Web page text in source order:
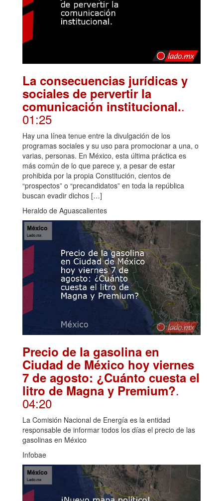
La consecuencias jurídicas y
sociales de pervertir la
comunicación institucional..
01:25
Hay una línea tenue entre la divulgación de los
programas sociales y su uso para promocionar a una, o
varias, personas. En México, esta última práctica es
más común de lo que parece y, a pesar de estar
prohibida por la propia Constitución, cientos de
“prospectos” o “precandidatos” en toda la república
buscan evadir dichos […]
Heraldo de Aguascalientes
Precio de la gasolina en
Ciudad de México hoy viernes
7 de agosto: ¿Cuánto cuesta el
litro de Magna y Premium?.
04:20
La Comisión Nacional de Energía es la entidad
responsable de informar todos los días el precio de las
gasolinas en México
Infobae